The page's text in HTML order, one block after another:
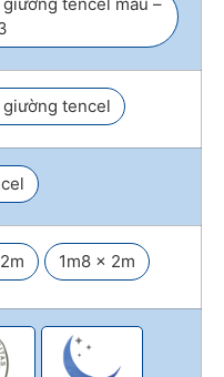
giường tencel
1m8 x 2m